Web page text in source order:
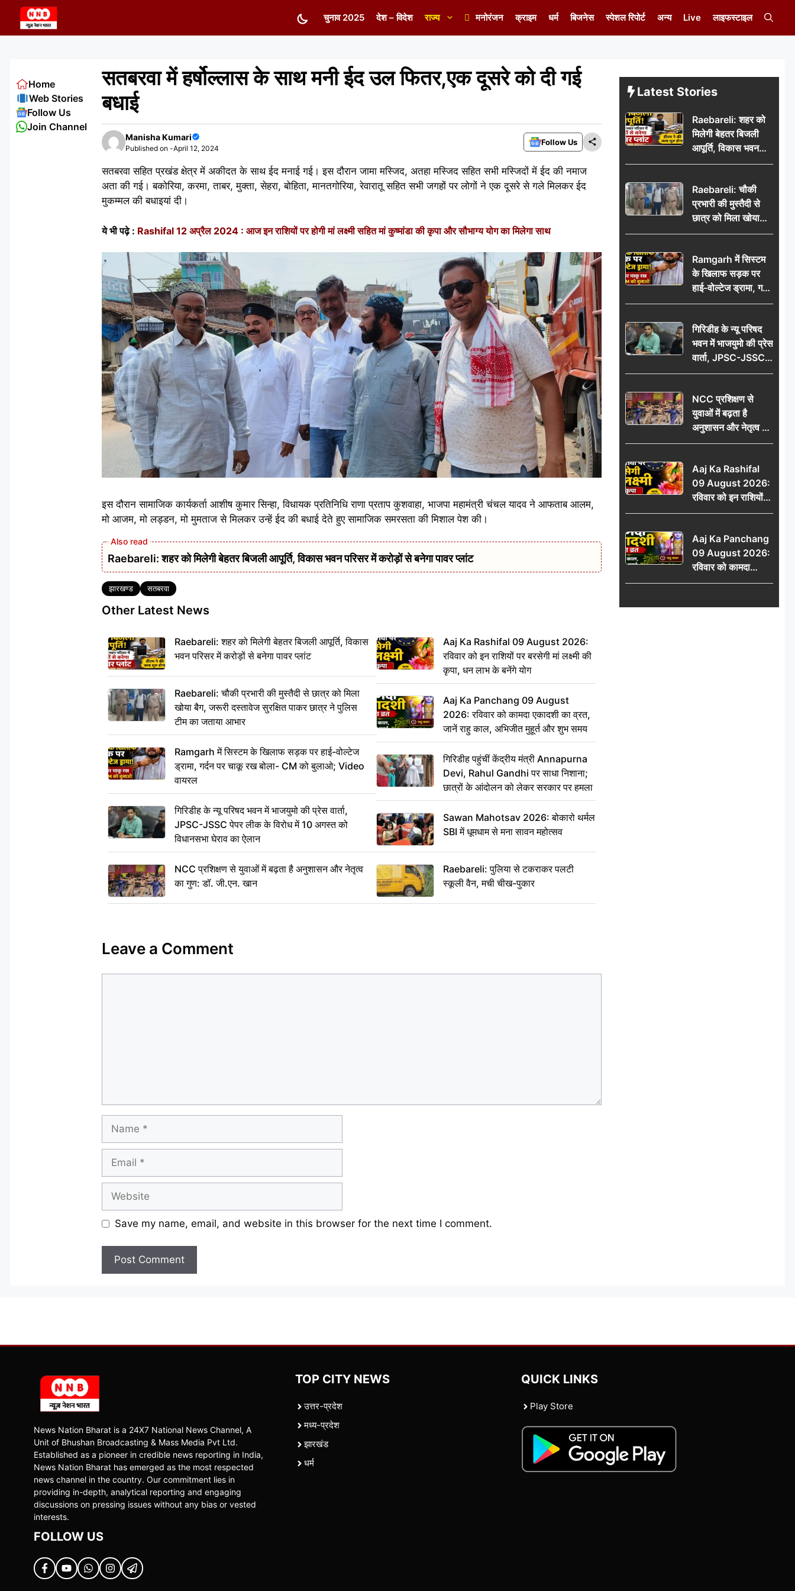
content
चुनाव 2025 देश – विदेश राज्य मनोरंजन क्राइम धर्म बिजनेस स्पेशल रिपोर्ट अन्य Live लाइफस्टाइल
सतबरवा में हर्षोल्लास के साथ मनी ईद उल फितर,एक दूसरे को दी गई
बधाई
Manisha Kumari
Published on -April 12, 2024
Follow Us
सतबरवा सहित प्रखंड क्षेत्र में अकीदत के साथ ईद मनाई गई। इस दौरान जामा मस्जिद, अतहा मस्जिद सहित सभी मस्जिदों में ईद की नमाज
अता की गई। बकोरिया, करमा, ताबर, मुक्ता, सेहरा, बोहिता, मानतगोरिया, रेवारातू सहित सभी जगहों पर लोगों ने एक दूसरे से गले मिलकर ईद
मुकम्मल की बधाइयां दी।
ये भी पढ़े : Rashifal 12 अप्रैल 2024 : आज इन राशियों पर होगी मां लक्ष्मी सहित मां कुष्मांडा की कृपा और सौभाग्य योग का मिलेगा साथ
इस दौरान सामाजिक कार्यकर्ता आशीष कुमार सिन्हा, विधायक प्रतिनिधि राणा प्रताप कुशवाहा, भाजपा महामंत्री चंचल यादव ने आफताब आलम,
मो आजम, मो लड्डन, मो मुमताज से मिलकर उन्हें ईद की बधाई देते हुए सामाजिक समरसता की मिशाल पेश की।
Raebareli: शहर को मिलेगी बेहतर बिजली आपूर्ति, विकास भवन परिसर में करोड़ों से बनेगा पावर प्लांट
Tags
झारखण्ड सतबरवा
Other Latest News
Raebareli: शहर को मिलेगी बेहतर बिजली आपूर्ति, विकास
भवन परिसर में करोड़ों से बनेगा पावर प्लांट
Raebareli: चौकी प्रभारी की मुस्तैदी से छात्र को मिला
खोया बैग, जरूरी दस्तावेज सुरक्षित पाकर छात्र ने पुलिस
टीम का जताया आभार
Ramgarh में सिस्टम के खिलाफ सड़क पर हाई-वोल्टेज
ड्रामा, गर्दन पर चाकू रख बोला- CM को बुलाओ; Video
वायरल
गिरिडीह के न्यू परिषद भवन में भाजयुमो की प्रेस वार्ता,
JPSC-JSSC पेपर लीक के विरोध में 10 अगस्त को
विधानसभा घेराव का ऐलान
NCC प्रशिक्षण से युवाओं में बढ़ता है अनुशासन और नेतृत्व
का गुण: डॉ. जी.एन. खान
Aaj Ka Rashifal 09 August 2026:
रविवार को इन राशियों पर बरसेगी मां लक्ष्मी की
कृपा, धन लाभ के बनेंगे योग
Aaj Ka Panchang 09 August
2026: रविवार को कामदा एकादशी का व्रत,
जानें राहु काल, अभिजीत मुहूर्त और शुभ समय
गिरिडीह पहुंचीं केंद्रीय मंत्री Annapurna
Devi, Rahul Gandhi पर साधा निशाना;
छात्रों के आंदोलन को लेकर सरकार पर हमला
Sawan Mahotsav 2026: बोकारो थर्मल
SBI में धूमधाम से मना सावन महोत्सव
Raebareli: पुलिया से टकराकर पलटी
स्कूली वैन, मची चीख-पुकार
Leave a Comment
Save my name, email, and website in this browser for the next time I comment.
Home
Web Stories
Follow Us
Join Channel
Latest Stories
Raebareli: शहर को
मिलेगी बेहतर बिजली
आपूर्ति, विकास भवन
परिसर में करोड़ों से
Raebareli: चौकी
प्रभारी की मुस्तैदी से
छात्र को मिला खोया
बैग, जरूरी दस्तावेज
पुलिस टीम का जताया
आभार
Ramgarh में सिस्टम
के खिलाफ सड़क पर
हाई-वोल्टेज ड्रामा, गर्दन
पर चाकू रख बोला- CM
वायरल
गिरिडीह के न्यू परिषद
भवन में भाजयुमो की प्रेस
वार्ता, JPSC-JSSC
पेपर लीक के विरोध में
विधानसभा घेराव का
ऐलान
NCC प्रशिक्षण से
युवाओं में बढ़ता है
अनुशासन और नेतृत्व का
गुण: डॉ. जी.एन. खान
Aaj Ka Rashifal
09 August 2026:
रविवार को इन राशियों
पर बरसेगी मां लक्ष्मी की
योग
Aaj Ka Panchang
09 August 2026:
रविवार को कामदा
एकादशी का व्रत, जानें
और शुभ समय
News Nation Bharat is a 24X7 National News Channel, A
Unit of Bhushan Broadcasting & Mass Media Pvt Ltd.
Established as a pioneer in credible news reporting in India,
News Nation Bharat has emerged as the most respected
news channel in the country. Our commitment lies in
providing in-depth, analytical reporting and engaging
discussions on pressing issues without any bias or vested
interests.
FOLLOW US
TOP CITY NEWS
उत्तर-प्रदेश
मध्य-प्रदेश
झारखंड
धर्म
QUICK LINKS
Play Store